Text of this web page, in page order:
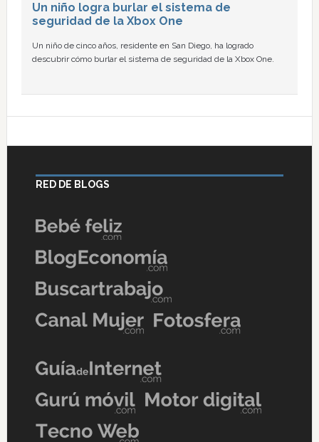
Un niño logra burlar el sistema de
seguridad de la Xbox One
Un niño de cinco años, residente en San Diego, ha logrado
descubrir cómo burlar el sistema de seguridad de la Xbox One.
RED DE BLOGS